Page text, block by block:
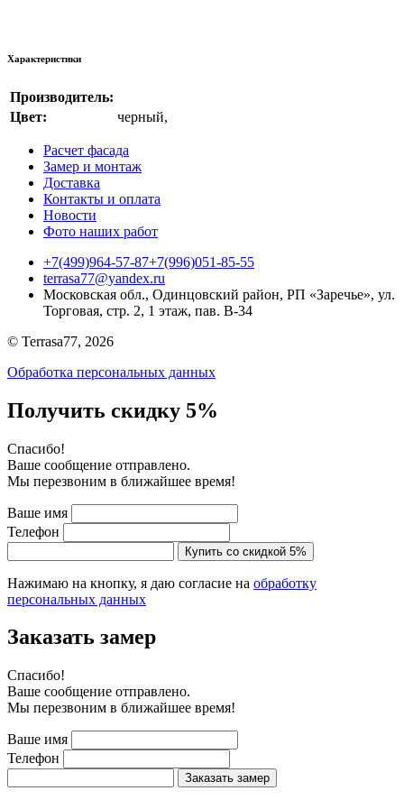
Характеристики
Производитель:
Цвет:
черный,
Расчет фасада
Замер и монтаж
Доставка
Контакты и оплата
Новости
Фото наших работ
+7(499)964-57-87+7(996)051-85-55
terrasa77@yandex.ru
Московская обл., Одинцовский район, РП «Заречье», ул.
Торговая, стр. 2, 1 этаж, пав. B-34
© Terrasa77, 2026
Обработка персональных данных
Получить скидку 5%
Cпасибо!
Ваше сообщение отправлено.
Мы перезвоним в ближайшее время!
Ваше имя
Телефон
Купить со скидкой 5%
Нажимаю на кнопку, я даю согласие на обработку
персональных данных
Заказать замер
Cпасибо!
Ваше сообщение отправлено.
Мы перезвоним в ближайшее время!
Ваше имя
Телефон
Заказать замер